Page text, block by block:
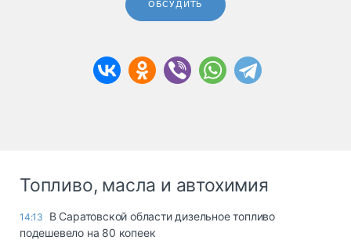
ОБСУДИТЬ
Топливо, масла и автохимия
14:13
В Саратовской области дизельное топливо
подешевело на 80 копеек